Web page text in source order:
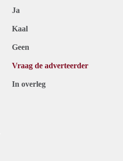
Ja
Kaal
Geen
Vraag de adverteerder
In overleg